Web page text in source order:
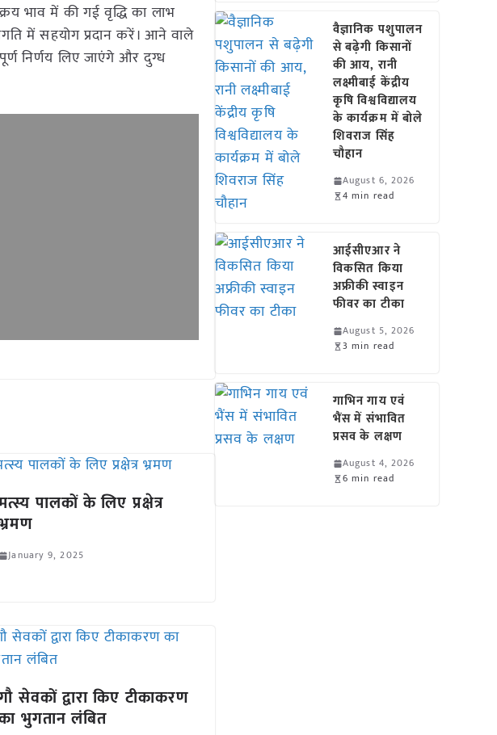
भाव में की गई वृद्धि का लाभ
में सहयोग प्रदान करें। आने वाले
निर्णय लिए जाएंगे और दुग्ध
पालकों के लिए प्रक्षेत्र
January 9, 2025
सेवकों द्वारा किए टीकाकरण
भुगतान लंबित
वैज्ञानिक पशुपालन
से बढ़ेगी किसानों
की आय, रानी
लक्ष्मीबाई केंद्रीय
कृषि विश्वविद्यालय
के कार्यक्रम में बोले
शिवराज सिंह
चौहान
August 6, 2026
4 min read
आईसीएआर ने
विकसित किया
अफ्रीकी स्वाइन
फीवर का टीका
August 5, 2026
3 min read
गाभिन गाय एवं
भैंस में संभावित
प्रसव के लक्षण
August 4, 2026
6 min read